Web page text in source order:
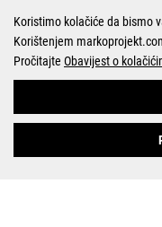
©
Koristimo kolačiće da bismo
Korištenjem
Pročitajte Obavijest o